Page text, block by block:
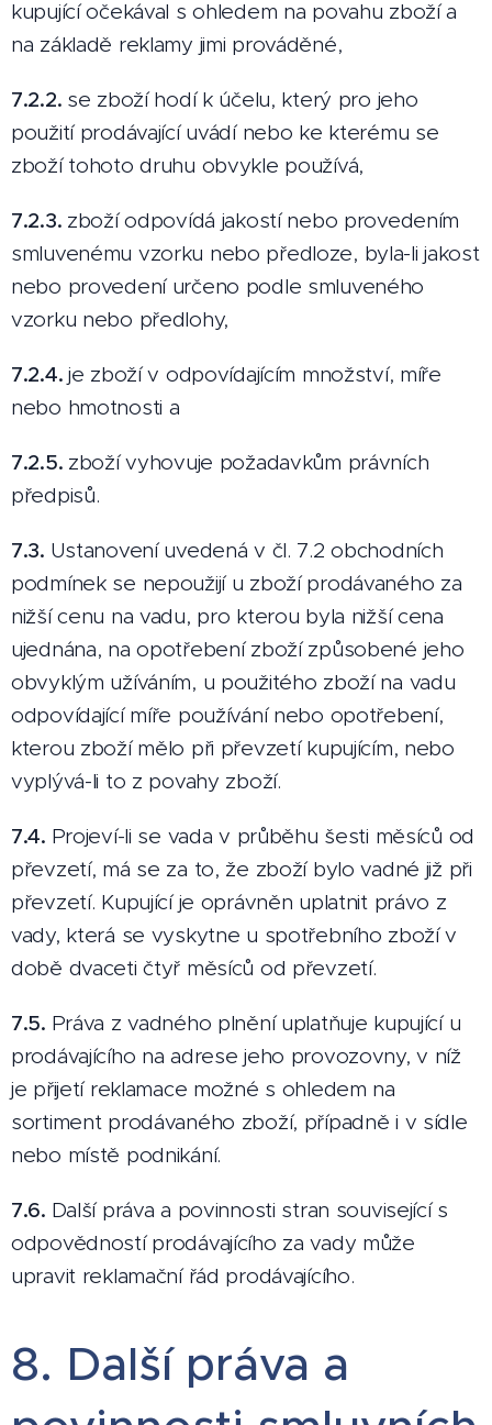
kupující očekával s ohledem na povahu zboží a
na základě reklamy jimi prováděné,
7.2.2. se zboží hodí k účelu, který pro jeho
použití prodávající uvádí nebo ke kterému se
zboží tohoto druhu obvykle používá,
7.2.3. zboží odpovídá jakostí nebo provedením
smluvenému vzorku nebo předloze, byla-li jakost
nebo provedení určeno podle smluveného
vzorku nebo předlohy,
7.2.4.je zboží v odpovídajícím množství, míře
nebo hmotnosti a
7.2.5. zboží vyhovuje požadavkům právních
předpisů.
7.3. Ustanovení uvedená v čl. 7.2 obchodních
podmínek se nepoužijí u zboží prodávaného za
nižší cenu na vadu, pro kterou byla nižší cena
ujednána, na opotřebení zboží způsobené jeho
obvyklým užíváním, u použitého zboží na vadu
odpovídající míře používání nebo opotřebení,
kterou zboží mělo při převzetí kupujícím, nebo
vyplývá-li to z povahy zboží.
7.4. Projeví-li se vada v průběhu šesti měsíců od
převzetí, má se za to, že zboží bylo vadné již při
převzetí. Kupující je oprávněn uplatnit právo z
vady, která se vyskytne u spotřebního zboží v
době dvaceti čtyř měsíců od převzetí.
7.5. Práva z vadného plnění uplatňuje kupující u
prodávajícího na adrese jeho provozovny, v níž
je přijetí reklamace možné s ohledem na
sortiment prodávaného zboží, případně i v sídle
nebo místě podnikání.
7.6. Další práva a povinnosti stran související s
odpovědností prodávajícího za vady může
upravit reklamační řád prodávajícího.
8. Další práva a